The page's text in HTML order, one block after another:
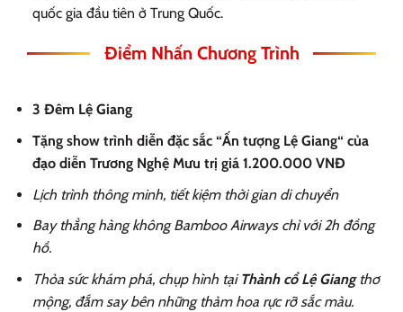
quốc gia đầu tiên ở Trung Quốc.
Điểm Nhấn Chương Trình
3 Đêm Lệ Giang
Tặng show trình diễn đặc sắc “Ấn tượng Lệ Giang“ của
đạo diễn Trương Nghệ Mưu trị giá 1.200.000 VNĐ
Lịch trình thông minh, tiết kiệm thời gian di chuyển
Bay thẳng hàng không Bamboo Airways chỉ với 2h đồng
hồ.
Thỏa sức khám phá, chụp hình tại Thành cổ Lệ Giangthơ
mộng, đắm say bên những thảm hoa rực rỡ sắc màu.